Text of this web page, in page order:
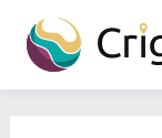
contenu